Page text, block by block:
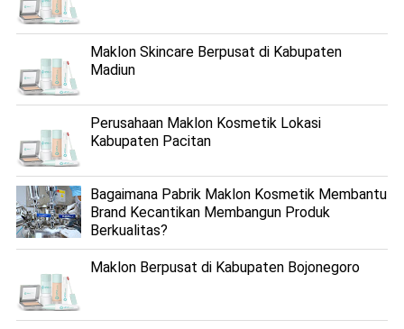
Maklon Skincare Berpusat di Kabupaten
Madiun
Perusahaan Maklon Kosmetik Lokasi
Kabupaten Pacitan
Bagaimana Pabrik Maklon Kosmetik Membantu
Brand Kecantikan Membangun Produk
Berkualitas?
Maklon Berpusat di Kabupaten Bojonegoro